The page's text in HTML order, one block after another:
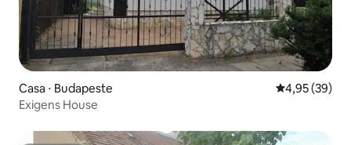
Casa ⋅ Budapeste 4,95 de uma
4,95 (39)
Exigens House